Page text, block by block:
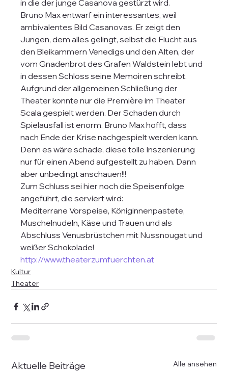
in die der junge Casanova gestürzt wird.
Bruno Max entwarf ein interessantes, weil
ambivalentes Bild Casanovas. Er zeigt den
Jungen, dem alles gelingt, selbst die Flucht aus
den Bleikammern Venedigs und den Alten, der
vom Gnadenbrot des Grafen Waldstein lebt und
in dessen Schloss seine Memoiren schreibt.
Aufgrund der allgemeinen Schließung der
Theater konnte nur die Première im Theater
Scala gespielt werden. Der Schaden durch
Spielausfall ist enorm. Bruno Max hofft, dass
nach Ende der Krise nachgespielt werden kann.
Denn es wäre schade, diese tolle Inszenierung
nur für einen Abend aufgestellt zu haben. Dann
aber unbedingt anschauen!!!
Zum Schluss sei hier noch die Speisenfolge
angeführt, die serviert wird:
Mediterrane Vorspeise, Königinnenpastete,
Muschelnudeln, Käse und Trauen und als
Abschluss Venusbrüstchen mit Nussnougat und
weißer Schokolade!
http://www.theaterzumfuerchten.at
Kultur
Theater
Aktuelle Beiträge Alle ansehen